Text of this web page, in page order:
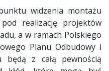
widzenia montażu
realizację projektów
a w ramach Polskiego
Planu Odbudowy i
z całą pewnością